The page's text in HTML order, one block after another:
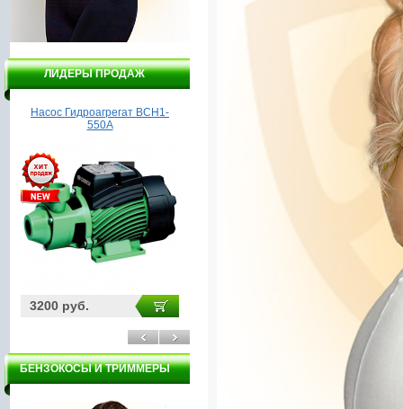
ЛИДЕРЫ ПРОДАЖ
Насос Гидроагрегат ВСН1-
550А
3200 руб.
БЕНЗОКОСЫ И ТРИММЕРЫ